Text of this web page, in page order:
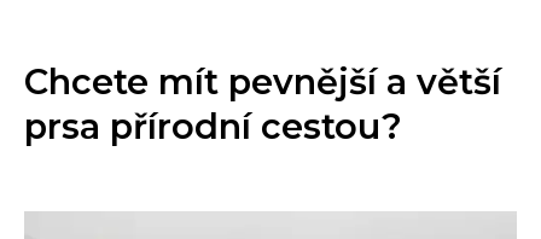
Chcete mít pevnější a větší
prsa přírodní cestou?